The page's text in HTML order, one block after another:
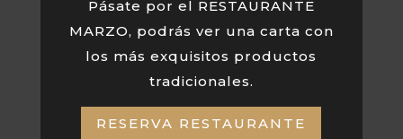
Pásate por el RESTAURANTE
MARZO, podrás ver una carta con
los más exquisitos productos
tradicionales.
RESERVA RESTAURANTE